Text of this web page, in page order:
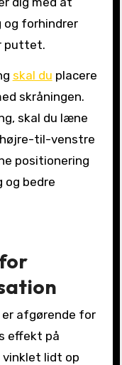
og forhindrer
puttet.
skal du placere
skråningen.
skal du læne
til-venstre
positionering
og bedre
afgørende for
effekt på
vinklet lidt op